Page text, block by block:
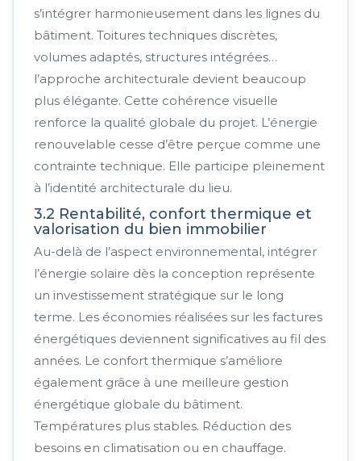
s’intégrer harmonieusement dans les lignes du
bâtiment. Toitures techniques discrètes,
volumes adaptés, structures intégrées…
l’approche architecturale devient beaucoup
plus élégante. Cette cohérence visuelle
renforce la qualité globale du projet. L’énergie
renouvelable cesse d’être perçue comme une
contrainte technique. Elle participe pleinement
à l’identité architecturale du lieu.
3.2 Rentabilité, confort thermique et
valorisation du bien immobilier
Au-delà de l’aspect environnemental, intégrer
l’énergie solaire dès la conception représente
un investissement stratégique sur le long
terme. Les économies réalisées sur les factures
énergétiques deviennent significatives au fil des
années. Le confort thermique s’améliore
également grâce à une meilleure gestion
énergétique globale du bâtiment.
Températures plus stables. Réduction des
besoins en climatisation ou en chauffage.